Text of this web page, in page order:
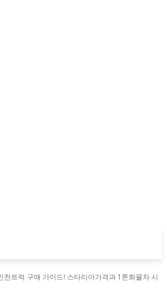
천트럭 구매 가이드! 스타리아가격과 1톤화물차 시